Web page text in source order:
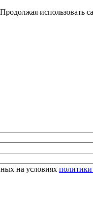
использовать
на условиях политики